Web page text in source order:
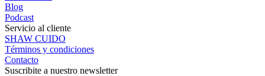
Blog
Podcast
Servicio al cliente
SHAW CUIDO
Términos y condiciones
Contacto
Suscribite a nuestro newsletter